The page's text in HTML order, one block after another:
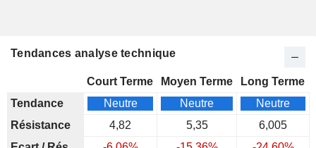
Tendances analyse technique
Court Terme Moyen Terme
Long Terme
Tendance
Neutre Neutre
Neutre
Résistance
4,82 5,35
6,005